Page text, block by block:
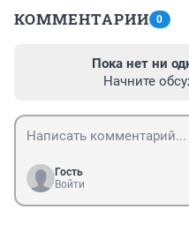
КОММЕНТАРИИ 0
Пока нет ни
Начните
Гость
Войти